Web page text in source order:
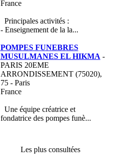
France
Principales activités :
- Enseignement de la la...
POMPES FUNEBRES
MUSULMANES EL HIKMA -
PARIS 20EME
ARRONDISSEMENT (75020),
75 - Paris
France
Une équipe créatrice et
fondatrice des pompes funè...
Les plus consultées